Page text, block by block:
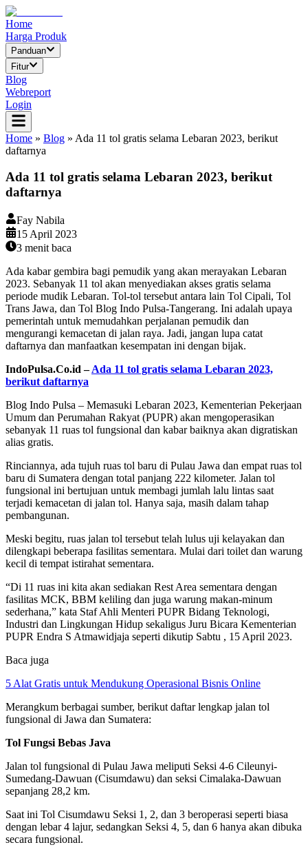
Home
Harga Produk
Panduan
Fitur
Blog
Webreport
Login
Home » Blog » Ada 11 tol gratis selama Lebaran 2023, berikut
daftarnya
Ada 11 tol gratis selama Lebaran 2023, berikut
daftarnya
Fay Nabila
15 April 2023
3 menit baca
Ada kabar gembira bagi pemudik yang akan merayakan Lebaran
2023. Sebanyak 11 tol akan menyediakan akses gratis selama
periode mudik Lebaran. Tol-tol tersebut antara lain Tol Cipali, Tol
Trans Jawa, dan Tol Blog Indo Pulsa-Tangerang. Ini adalah upaya
pemerintah untuk memudahkan perjalanan pemudik dan
mengurangi kemacetan di jalan raya. Jadi, jangan lupa catat
daftarnya dan manfaatkan kesempatan ini dengan bijak.
IndoPulsa.Co.id –Ada 11 tol gratis selama Lebaran 2023,
berikut daftarnya
Blog Indo Pulsa – Memasuki Lebaran 2023, Kementerian Pekerjaan
Umum dan Perumahan Rakyat (PUPR) akan mengoperasikan
sebanyak 11 ruas tol fungsional dan kabar baiknya akan digratiskan
alias gratis.
Rinciannya, ada tujuh ruas tol baru di Pulau Jawa dan empat ruas tol
baru di Sumatera dengan total panjang 222 kilometer. Jalan tol
fungsional ini bertujuan untuk membagi jumlah lalu lintas saat
terjadi kemacetan di jalan tol. Hanya saja, masih dalam tahap
pembangunan.
Meski begitu, ruas jalan tol tersebut telah lulus uji kelayakan dan
dilengkapi beberapa fasilitas sementara. Mulai dari toilet dan warung
kecil di tempat istirahat sementara.
“Di 11 ruas ini kita akan sediakan Rest Area sementara dengan
fasilitas MCK, BBM keliling dan juga warung makan-minum
sederhana,” kata Staf Ahli Menteri PUPR Bidang Teknologi,
Industri dan Lingkungan Hidup sekaligus Juru Bicara Kementerian
PUPR Endra S Atmawidjaja seperti dikutip Sabtu , 15 April 2023.
Baca juga
5 Alat Gratis untuk Mendukung Operasional Bisnis Online
Merangkum berbagai sumber, berikut daftar lengkap jalan tol
fungsional di Jawa dan Sumatera:
Tol Fungsi Bebas Java
Jalan tol fungsional di Pulau Jawa meliputi Seksi 4-6 Cileunyi-
Sumedang-Dawuan (Cisumdawu) dan seksi Cimalaka-Dawuan
sepanjang 28,2 km.
Saat ini Tol Cisumdawu Seksi 1, 2, dan 3 beroperasi seperti biasa
dengan lebar 4 lajur, sedangkan Seksi 4, 5, dan 6 hanya akan dibuka
secara fungsional.